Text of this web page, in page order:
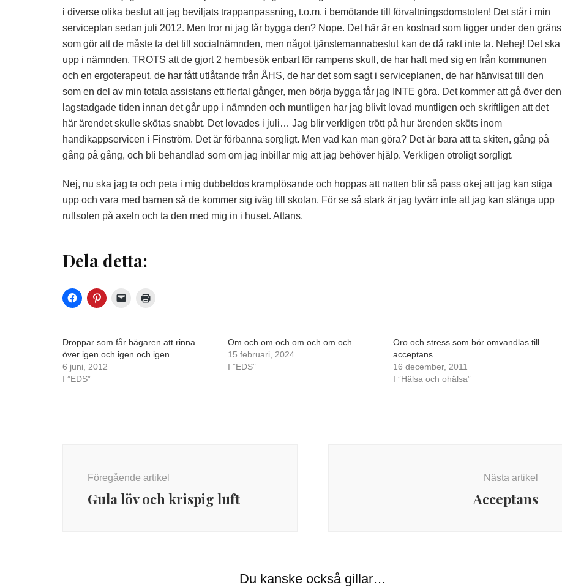
i diverse olika beslut att jag beviljats trappanpassning, t.o.m. i bemötande till förvaltningsdomstolen! Det står i min
serviceplan sedan juli 2012. Men tror ni jag får bygga den? Nope. Det här är en kostnad som ligger under den gräns
som gör att de måste ta det till socialnämnden, men något tjänstemannabeslut kan de då rakt inte ta. Nehej! Det ska
upp i nämnden. TROTS att de gjort 2 hembesök enbart för rampens skull, de har haft med sig en från kommunen
och en ergoterapeut, de har fått utlåtande från ÅHS, de har det som sagt i serviceplanen, de har hänvisat till den
som en del av min totala assistans ett flertal gånger, men börja bygga får jag INTE göra. Det kommer att gå över den
lagstadgade tiden innan det går upp i nämnden och muntligen har jag blivit lovad muntligen och skriftligen att det
här ärendet skulle skötas snabbt. Det lovades i juli… Jag blir verkligen trött på hur ärenden sköts inom
handikappservicen i Finström. Det är förbanna sorgligt. Men vad kan man göra? Det är bara att ta skiten, gång på
gång på gång, och bli behandlad som om jag inbillar mig att jag behöver hjälp. Verkligen otroligt sorgligt.
Nej, nu ska jag ta och peta i mig dubbeldos kramplösande och hoppas att natten blir så pass okej att jag kan stiga
upp och vara med barnen så de kommer sig iväg till skolan. För se så stark är jag tyvärr inte att jag kan slänga upp
rullsolen på axeln och ta den med mig in i huset. Attans.
Dela detta:
Droppar som får bägaren att rinna
över igen och igen och igen
6 juni, 2012
I ”EDS”
Om och om och om och om och…
15 februari, 2024
I ”EDS”
Oro och stress som bör omvandlas till
acceptans
16 december, 2011
I ”Hälsa och ohälsa”
Föregående artikel
Gula löv och krispig luft
Nästa artikel
Acceptans
Du kanske också gillar…